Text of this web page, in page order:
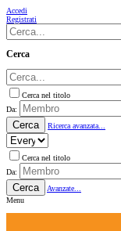
Accedi
Registrati
Cerca
Cerca nel titolo
Da:
Cerca Ricerca avanzata...
Cerca nel titolo
Da:
Cerca
Avanzate...
Menu